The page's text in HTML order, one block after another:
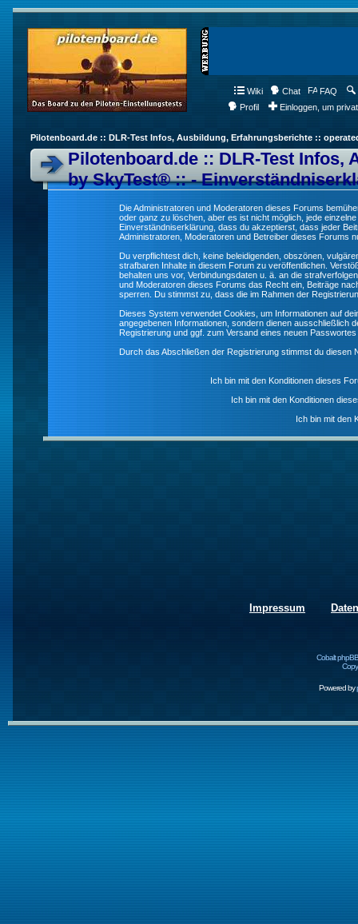
Wiki Chat FAQ
Profil
Einloggen, um
Pilotenboard.de :: DLR-Test Infos, Ausbildung, Erfahrungsberichte ::
Pilotenboard.de :: DLR-Test
by SkyTest® :: -
Die Administratoren und Moderatoren dieses Forums
oder ganz zu löschen, aber es ist nicht möglich, jede
Einverständniserklärung, dass du akzeptierst, dass jeder
Administratoren, Moderatoren und Betreiber dieses Forums
Du verpflichtest dich, keine beleidigenden, obszönen,
strafbaren Inhalte in diesem Forum zu veröffentlichen.
behalten uns vor, Verbindungsdaten u. ä. an die
und Moderatoren dieses Forums das Recht ein, Beiträge
sperren. Du stimmst zu, dass die im Rahmen der
Dieses System verwendet Cookies, um Informationen auf
angegebenen Informationen, sondern dienen ausschließlich
Registrierung und ggf. zum Versand eines neuen
Durch das Abschließen der Registrierung stimmst du diesen
Ich bin mit den Konditionen dieses
Ich bin mit den Konditionen
Ich bin mit den
Impressum
Cobalt
Powered by